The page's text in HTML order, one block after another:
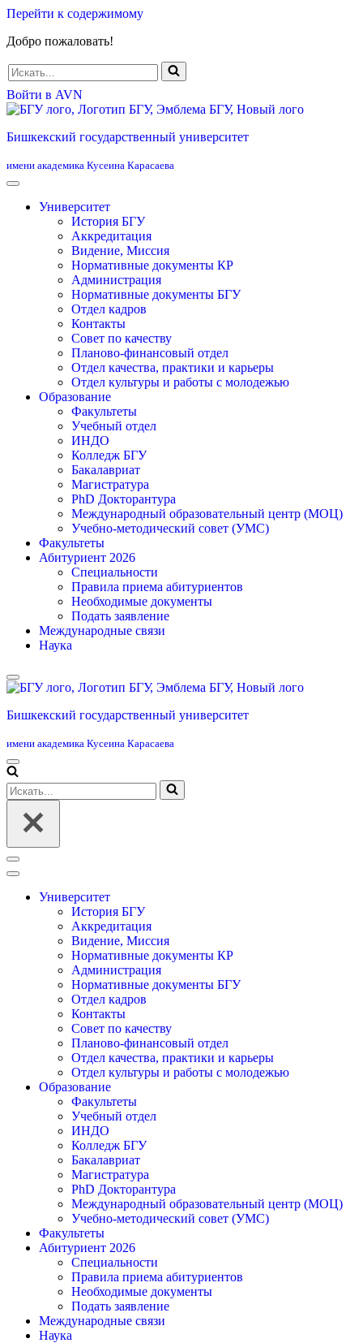
Перейти к содержимому
Добро пожаловать!
Искать...
Войти в AVN
Бишкекский государственный университет
имени академика Кусеина Карасаева
Университет
История БГУ
Аккредитация
Видение, Миссия
Нормативные документы КР
Администрация
Нормативные документы БГУ
Отдел кадров
Контакты
Совет по качеству
Планово-финансовый отдел
Отдел качества, практики и карьеры
Отдел культуры и работы с молодежью
Образование
Факультеты
Учебный отдел
ИНДО
Колледж БГУ
Бакалавриат
Магистратура
PhD Докторантура
Международный образовательный центр (МОЦ)
Учебно-методический совет (УМС)
Факультеты
Абитуриент 2026
Специальности
Правила приема абитуриентов
Необходимые документы
Подать заявление
Международные связи
Наука
Бишкекский государственный университет
имени академика Кусеина Карасаева
Меню
навигации
Искать...
Меню
навигации
Университет
История БГУ
Аккредитация
Видение, Миссия
Нормативные документы КР
Администрация
Нормативные документы БГУ
Отдел кадров
Контакты
Совет по качеству
Планово-финансовый отдел
Отдел качества, практики и карьеры
Отдел культуры и работы с молодежью
Образование
Факультеты
Учебный отдел
ИНДО
Колледж БГУ
Бакалавриат
Магистратура
PhD Докторантура
Международный образовательный центр (МОЦ)
Учебно-методический совет (УМС)
Факультеты
Абитуриент 2026
Специальности
Правила приема абитуриентов
Необходимые документы
Подать заявление
Международные связи
Наука